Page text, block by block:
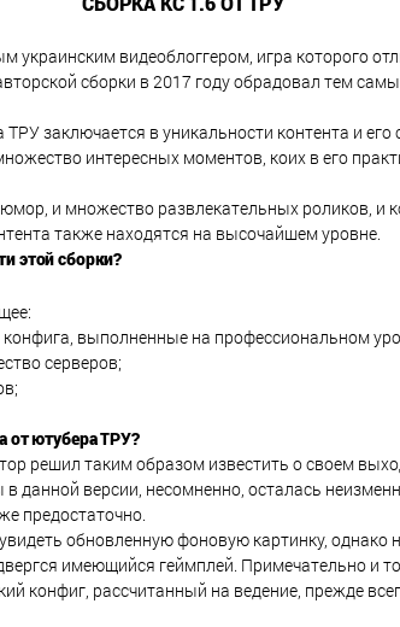
украинским видеоблоггером, игра которого
сборки в 2017 году обрадовал тем
заключается в уникальности контента и
интересных моментов, коих в его
и множество развлекательных роликов, и
также находятся на высочайшем уровне.
этой сборки?
выполненные на профессиональном
серверов;
от ютубера ТРУ?
решил таким образом известить о своем
данной версии, несомненно, осталась
предостаточно.
обновленную фоновую картинку,
имеющийся геймплей. Примечательно и
конфиг, рассчитанный на ведение, прежде